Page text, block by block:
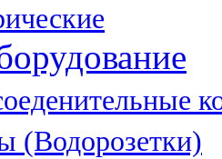
(Водорозетки)